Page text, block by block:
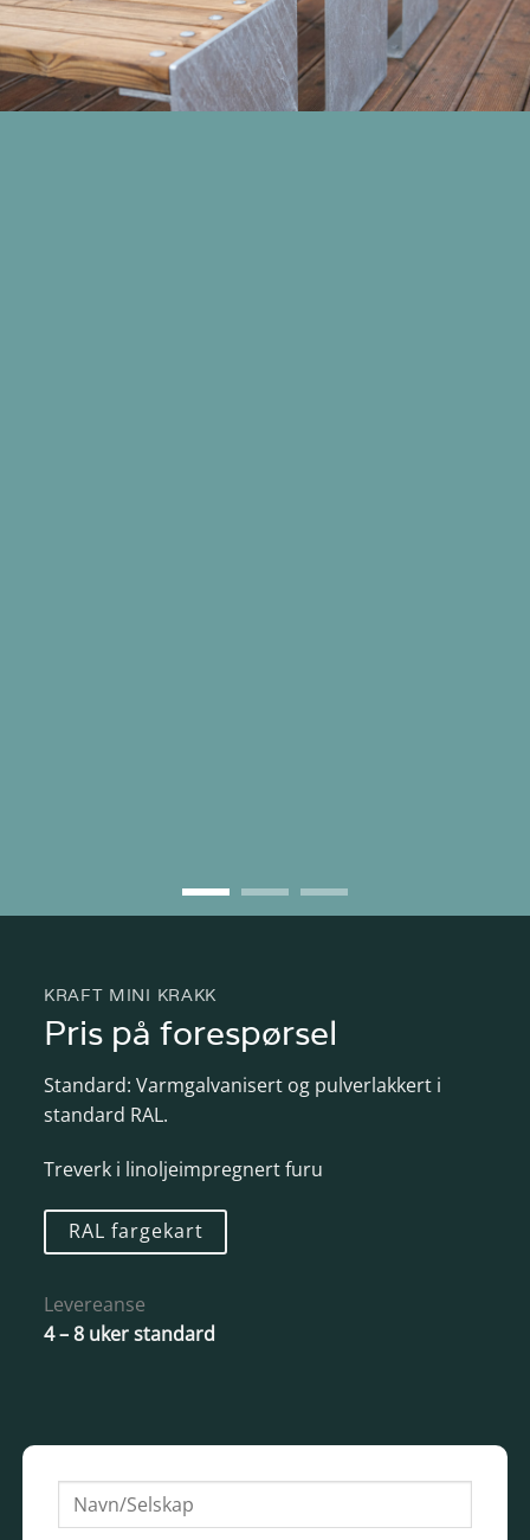
KRAFT MINI KRAKK
Pris på forespørsel
Standard: Varmgalvanisert og pulverlakkert i
standard RAL.
Treverk i linoljeimpregnert furu
RAL fargekart
Levereanse
4 – 8 uker standard